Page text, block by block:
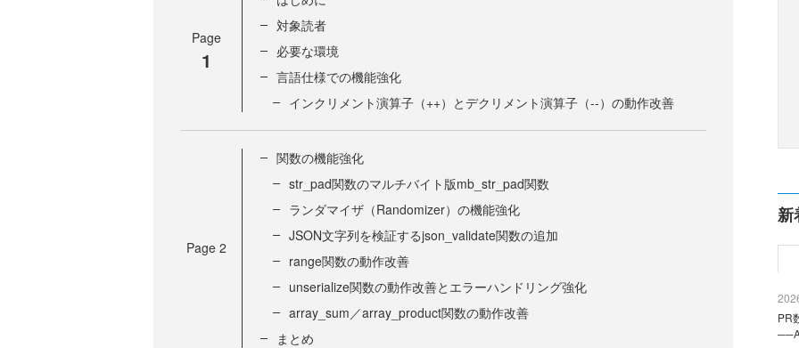
Page
1
対象読者
必要な環境
言語仕様での機能強化
インクリメント演算子（++）とデクリメント演算子（--）の動作改善
Page 2
関数の機能強化
str_pad関数のマルチバイト版mb_str_pad関数
ランダマイザ（Randomizer）の機能強化
JSON文字列を検証するjson_validate関数の追加
range関数の動作改善
unserialize関数の動作改善とエラーハンドリング強化
array_sum／array_product関数の動作改善
まとめ
新
PR